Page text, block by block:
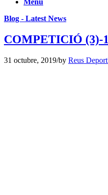
Menu
Blog - Latest News
COMPETICIÓ (3)-1
31 octubre, 2019/by Reus